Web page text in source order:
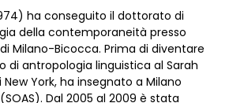
ha conseguito il dottorato di
della contemporaneità presso
Milano-Bicocca. Prima di diventare
di antropologia linguistica al Sarah
York, ha insegnato a Milano
Dal 2005 al 2009 è stata